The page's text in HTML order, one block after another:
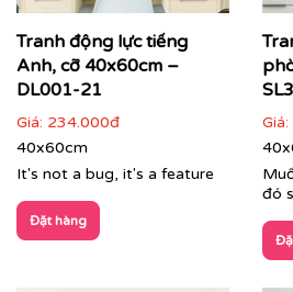
Tranh phong cảnh treo
Dịch vụ in tranh theo yêu cầu –
doanh nghiệp:
Bạn muốn không gian mang
Dịch vụin tranh theo yêu cầu
hiện thực hóa mọi ý tưởng:
Tranh động lực tiếng
Anh, cỡ 40x60cm –
DL001-21
Giá: 234.000đ
40x60cm
It's not a bug, it's a feature
Đặt hàng
Giá:
đó